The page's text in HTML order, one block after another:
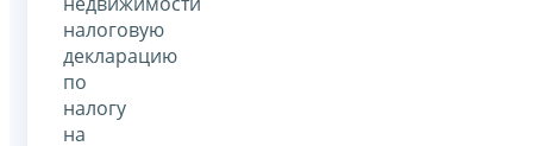
налоговую
декларацию
по
налогу
на